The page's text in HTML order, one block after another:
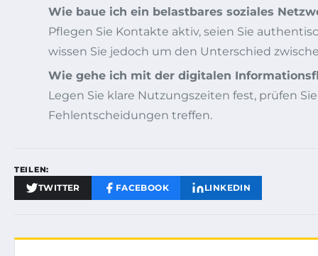
Wie baue ich ein belastbares soziales
Pflegen Sie Kontakte aktiv, seien Sie
wissen Sie jedoch um den Unterschied
Wie gehe ich mit der digitalen
Legen Sie klare Nutzungszeiten fest, prüfen
Fehlentscheidungen treffen.
TEILEN:
TWITTER FACEBOOK LINKEDIN